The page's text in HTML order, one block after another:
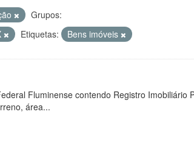
Grupos:
Etiquetas: Bens imóveis
Fluminense contendo Registro Imobiliário
área...